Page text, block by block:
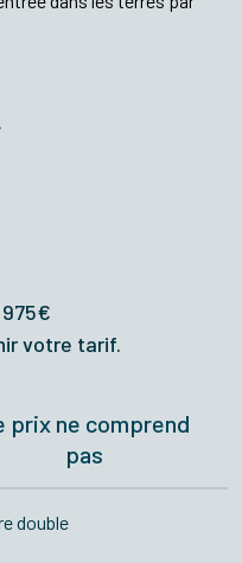
votre tarif.
prix ne comprend
pas
double